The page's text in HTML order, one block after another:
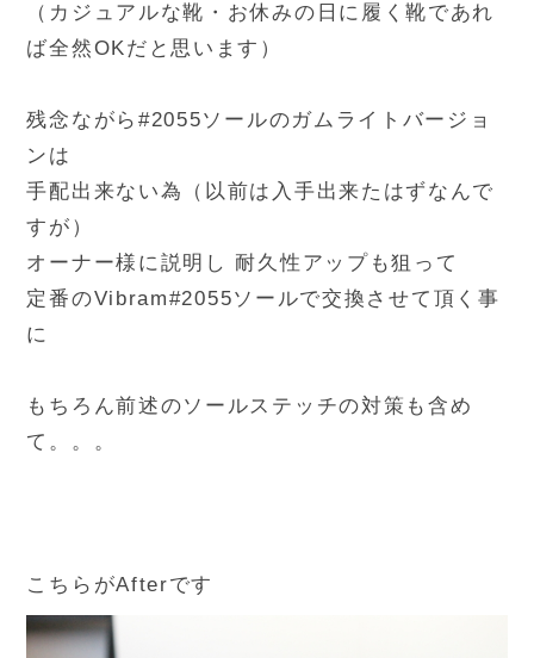
（カジュアルな靴・お休みの日に履く靴であれ
ば全然OKだと思います）
残念ながら#2055ソールのガムライトバージョ
ンは
手配出来ない為（以前は入手出来たはずなんで
すが）
オーナー様に説明し 耐久性アップも狙って
定番のVibram#2055ソールで交換させて頂く事
に
もちろん前述のソールステッチの対策も含め
て。。。
こちらがAfterです